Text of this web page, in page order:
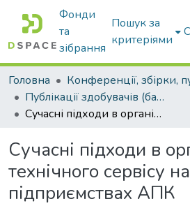
Фонди
та
зібрання
Пошук за
критеріями
Головна
Публікації здобувачів (бакалаврів. магістрів, аспірантів)
Сучасні підходи в організації технічного сервісу на підприємствах АПК
Сучасні підходи в
технічного сервісу на
підприємствах АПК